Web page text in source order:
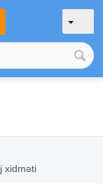
xidməti